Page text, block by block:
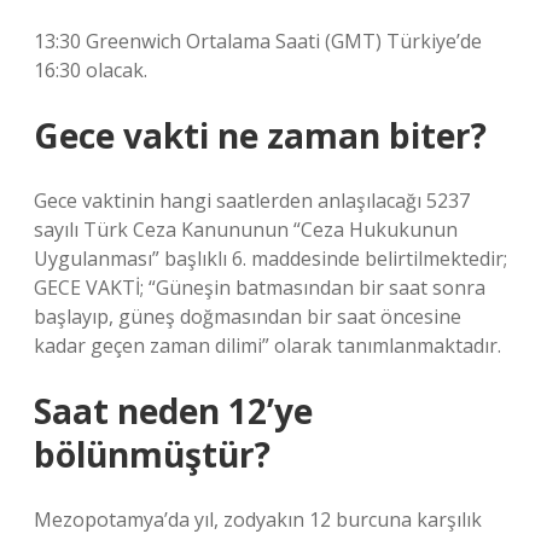
13:30 Greenwich Ortalama Saati (GMT) Türkiye’de
16:30 olacak.
Gece vakti ne zaman biter?
Gece vaktinin hangi saatlerden anlaşılacağı 5237
sayılı Türk Ceza Kanununun “Ceza Hukukunun
Uygulanması” başlıklı 6. maddesinde belirtilmektedir;
GECE VAKTİ; “Güneşin batmasından bir saat sonra
başlayıp, güneş doğmasından bir saat öncesine
kadar geçen zaman dilimi” olarak tanımlanmaktadır.
Saat neden 12’ye
bölünmüştür?
Mezopotamya’da yıl, zodyakın 12 burcuna karşılık